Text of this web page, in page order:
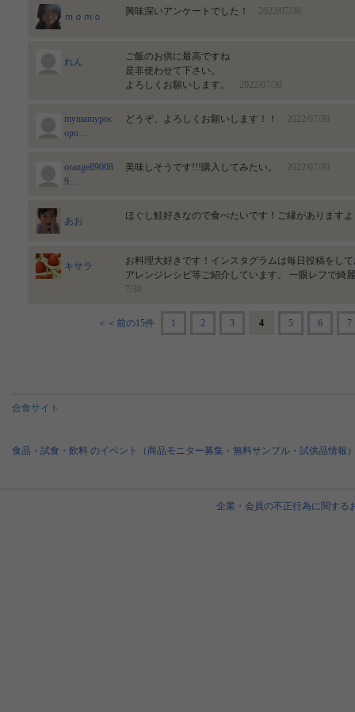
ｍｏｍｏ 興味深いアンケートでした！ 2022/07/30
れん
ご飯のお供に最高ですね
是非使わせて下さい。
よろしくお願いします。 2022/07/30
mymamypoc
opo…
どうぞ、よろしくお願いします！！ 2022/07/30
orange89008
9…
美味しそうです!!!購入してみたい。 2022/07/30
あお ほぐし鮭好きなので食べたいです！ご縁があります
キサラ
お料理大好きです！インスタグラムは毎日投稿をし
アレンジレシピ等ご紹介しています。 一眼レフで
7/30
＜＜前の15件 1 2 3 4 5 6 7
合食サイト
食品・試食・飲料 のイベント（商品モニター募集・無料サンプル・試供品情報
企業・会員の不正行為に関する